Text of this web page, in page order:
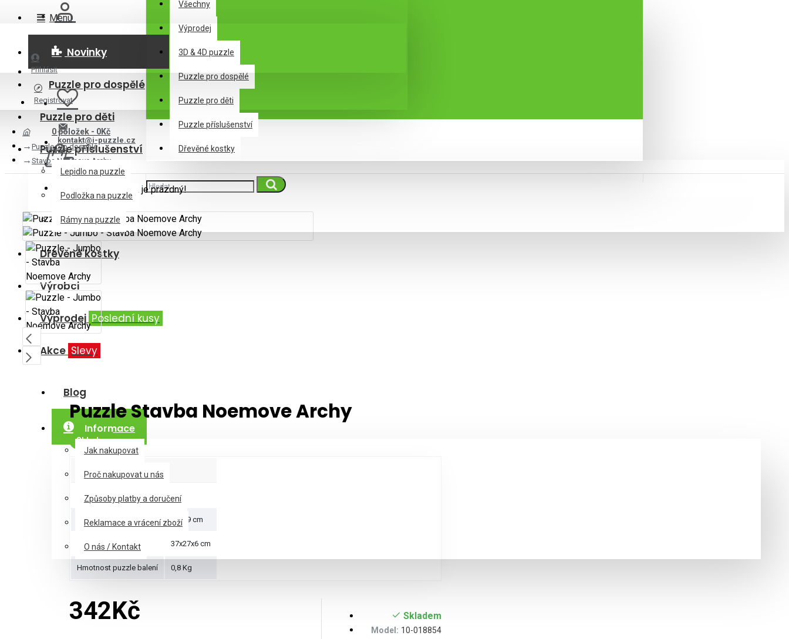
kontakt@i-puzzle.cz
Všechny
Výprodej
3D & 4D puzzle
Puzzle pro dospělé
Puzzle pro děti
Puzzle příslušenství
Dřevěné kostky
0 položek - 0Kč
Váš nákupní košík je prázdný!
Menu
Novinky
Puzzle pro dospělé
Puzzle pro děti
Puzzle příslušenství
Lepidlo na puzzle
Podložka na puzzle
Rámy na puzzle
Dřevěné kostky
Výrobci
Výprodej Poslední kusy
Akce Slevy
Blog
Informace
Jak nakupovat
Proč nakupovat u nás
Způsoby platby a doručení
Reklamace a vrácení zboží
O nás / Kontakt
Přihlásit
Registrovat
Puzzle pro dospělé
Stavba Noemove Archy
Puzzle Stavba Noemove Archy
Skladem
Parametry produktu
Počet dílků 1000
Rozměry puzzle 68x49 cm
Rozměry krabice 37x27x6 cm
Hmotnost puzzle balení 0,8 Kg
342Kč Skladem
Model: 10-018854